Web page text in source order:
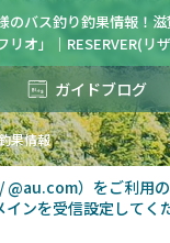
のバス釣り釣果情報！
リオ」｜RESERVER(リザ
ガイドブログ
果情報
）をご利用の
ンを受信設定してく